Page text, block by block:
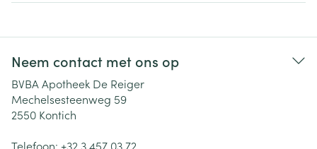
Neem contact met ons op
BVBA Apotheek De Reiger
Mechelsesteenweg 59
2550 Kontich
Telefoon: +32 3 457 03 72